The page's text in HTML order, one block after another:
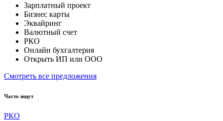
Зарплатный проект
Бизнес карты
Эквайринг
Валютный счет
РКО
Онлайн бухгалтерия
Открыть ИП или ООО
Смотреть все предложения
Часто ищут
РКО